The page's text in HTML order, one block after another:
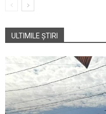
ULTIMILE ȘTIRI